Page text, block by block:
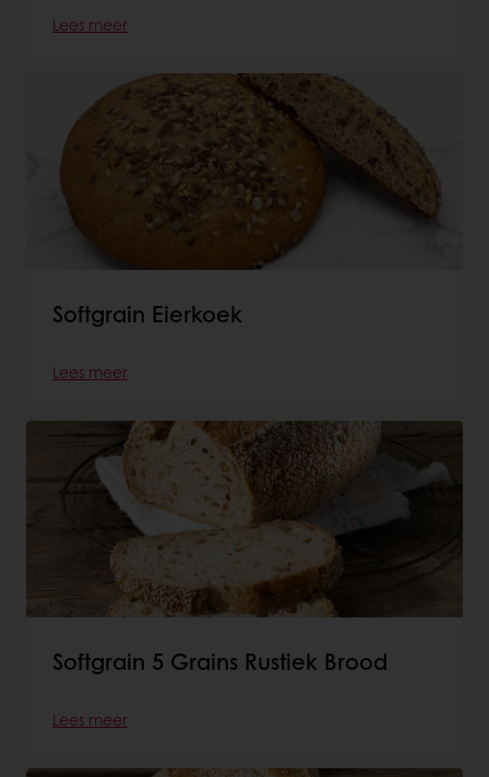
Lees meer
Softgrain Eierkoek
Lees meer
Softgrain 5 Grains Rustiek Brood
Lees meer